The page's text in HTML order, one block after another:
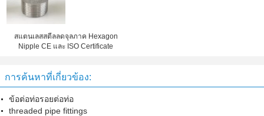
สแตนเลสสตีลลดจุลภาค Hexagon
Nipple CE และ ISO Certificate
การค้นหาที่เกี่ยวข้อง:
ข้อต่อท่อรอยต่อท่อ
threaded pipe fittings